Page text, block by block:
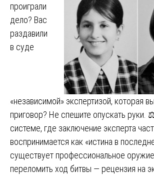
проиграли
дело? Вас
раздавили
в суде
«независимой» экспертизой, которая
приговор? Не спешите опускать руки.
системе, где заключение эксперта
воспринимается как «истина в
существует профессиональное
переломить ход битвы — рецензия на